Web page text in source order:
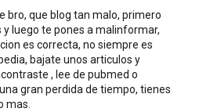
bro, que blog tan malo, primero
y luego te pones a malinformar,
es correcta, no siempre es
bajate unos articulos y
, lee de pubmed o
gran perdida de tiempo, tienes
mas.